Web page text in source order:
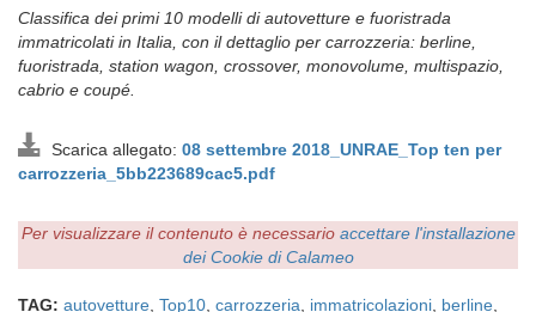
Classifica dei primi 10 modelli di autovetture e fuoristrada
immatricolati in Italia, con il dettaglio per carrozzeria: berline,
fuoristrada, station wagon, crossover, monovolume, multispazio,
cabrio e coupé.
Scarica allegato: 08 settembre 2018_UNRAE_Top ten per
carrozzeria_5bb223689cac5.pdf
Per visualizzare il contenuto è necessario accettare l'installazione
dei Cookie di Calameo
TAG: autovetture Top10 carrozzeria immatricolazioni berline